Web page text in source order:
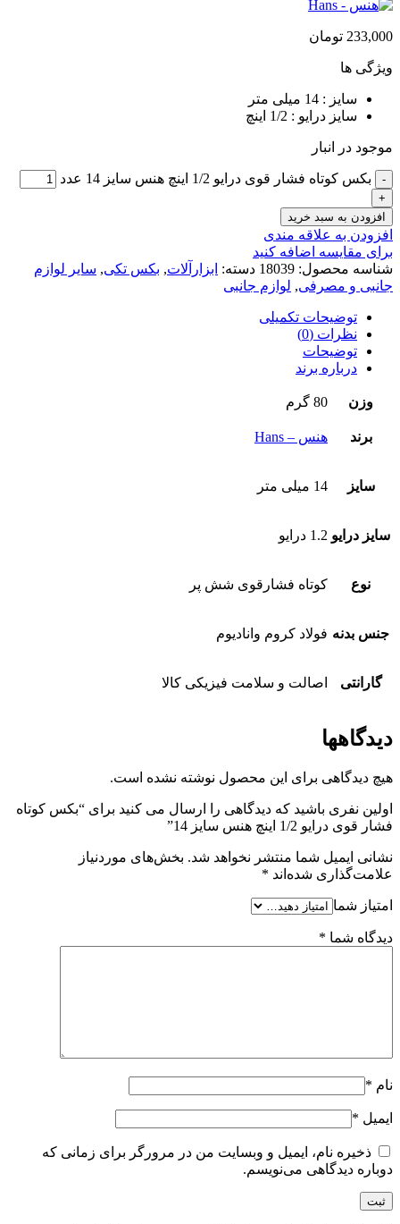
233,000 تومان
ویژگی ها
سایز : 14 میلی متر
سایز درایو : 1/2 اینچ
موجود در انبار
بکس کوتاه فشار قوی درایو 1/2 اینچ هنس سایز 14 عدد
افزودن به سبد خرید
افزودن به علاقه مندی
برای مقایسه اضافه کنید
شناسه محصول: 18039 دسته: ابزارآلات, بکس تکی, سایر لوازم
جانبی و مصرفی, لوازم جانبی
توضیحات تکمیلی
نظرات (0)
توضیحات
درباره برند
وزن 80 گرم
برند هنس – Hans
سایز 14 میلی متر
سایز درایو 1.2 درایو
نوع کوتاه فشارقوی شش پر
جنس بدنه فولاد کروم وانادیوم
گارانتی اصالت و سلامت فیزیکی کالا
دیدگاهها
هیچ دیدگاهی برای این محصول نوشته نشده است.
اولین نفری باشید که دیدگاهی را ارسال می کنید برای “بکس کوتاه
فشار قوی درایو 1/2 اینچ هنس سایز 14”
نشانی ایمیل شما منتشر نخواهد شد. بخش‌های موردنیاز
علامت‌گذاری شده‌اند *
امتیاز شما
دیدگاه شما *
نام *
ایمیل *
ذخیره نام، ایمیل و وبسایت من در مرورگر برای زمانی که
دوباره دیدگاهی می‌نویسم.